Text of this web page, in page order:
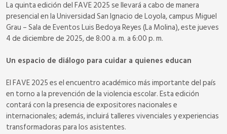
La quinta edición del FAVE 2025 se llevará a cabo de manera
presencial en la Universidad San Ignacio de Loyola, campus Miguel
Grau – Sala de Eventos Luis Bedoya Reyes (La Molina), este jueves
4 de diciembre de 2025, de 8:00 a. m. a 6:00 p. m.
Un espacio de diálogo para cuidar a quienes educan
El FAVE 2025 es el encuentro académico más importante del país
en torno a la prevención de la violencia escolar. Esta edición
contará con la presencia de expositores nacionales e
internacionales; además, incluirá talleres vivenciales y experiencias
transformadoras para los asistentes.